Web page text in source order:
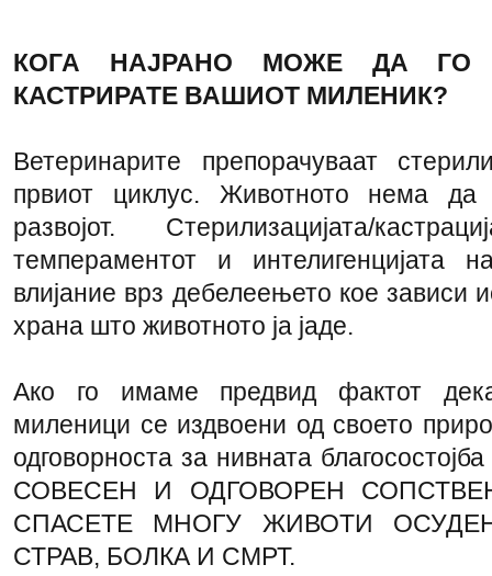
КОГА НАЈРАНО МОЖЕ ДА ГО
КАСТРИРАТЕ ВАШИОТ МИЛЕНИК?
Ветеринарите препорачуваат
првиот циклус. Животното нема
развојот. Стерилизацијата/
темпераментот и
влијание врз дебелеењето кое зависи
храна што животното ја јаде.
Ако го имаме предвид фактот
миленици се издвоени од своето
одговорноста за нивната
СОВЕСЕН И ОДГОВОРЕН
СПАСЕТЕ МНОГУ ЖИВОТИ
СТРАВ, БОЛКА И СМРТ.